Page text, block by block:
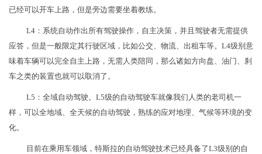
已经可以开车上路，但是旁边需要坐着教练。
L4：系统自动作出所有驾驶操作，自主决策，并且驾驶者无需提供
应答，但是一般限定其行驶区域，比如公交、物流、出租车等。L4级别意
味着车辆可以完全自主上路，无需人类陪同，那么诸如方向盘、油门、刹
车之类的装置也就可以取消了。
L5：全域自动驾驶。L5级的自动驾驶车就像我们人类的老司机一
样，可以全地域、全天候的自动驾驶，熟练的应对地理、气候等环境的变
化。
目前在乘用车领域，特斯拉的自动驾驶技术已经具备了L3级别的自